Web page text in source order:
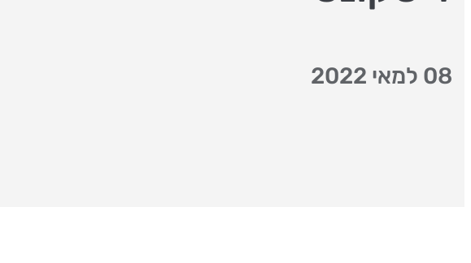
08 למאי 2022